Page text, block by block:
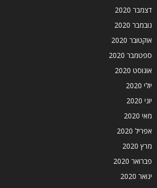
דצמבר 2020
נובמבר 2020
אוקטובר 2020
ספטמבר 2020
אוגוסט 2020
יולי 2020
יוני 2020
מאי 2020
אפריל 2020
מרץ 2020
פברואר 2020
ינואר 2020